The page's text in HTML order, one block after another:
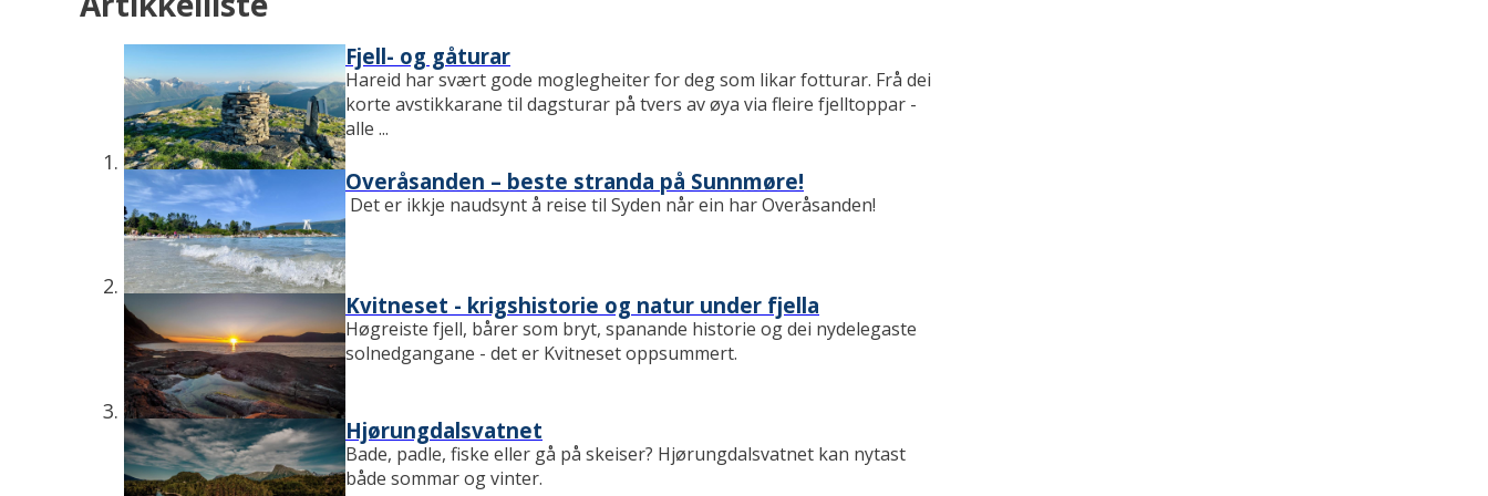
Fjell- og gåturar
Hareid har svært gode moglegheiter for deg som likar fotturar. Frå dei
korte avstikkarane til dagsturar på tvers av øya via fleire fjelltoppar -
alle ...
Overåsanden – beste stranda på Sunnmøre!
Det er ikkje naudsynt å reise til Syden når ein har Overåsanden!
Kvitneset - krigshistorie og natur under fjella
Høgreiste fjell, bårer som bryt, spanande historie og dei nydelegaste
solnedgangane - det er Kvitneset oppsummert.
Hjørungdalsvatnet
Bade, padle, fiske eller gå på skeiser? Hjørungdalsvatnet kan nytast
både sommar og vinter.